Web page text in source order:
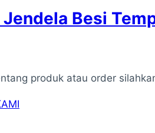
Besi
produk atau order